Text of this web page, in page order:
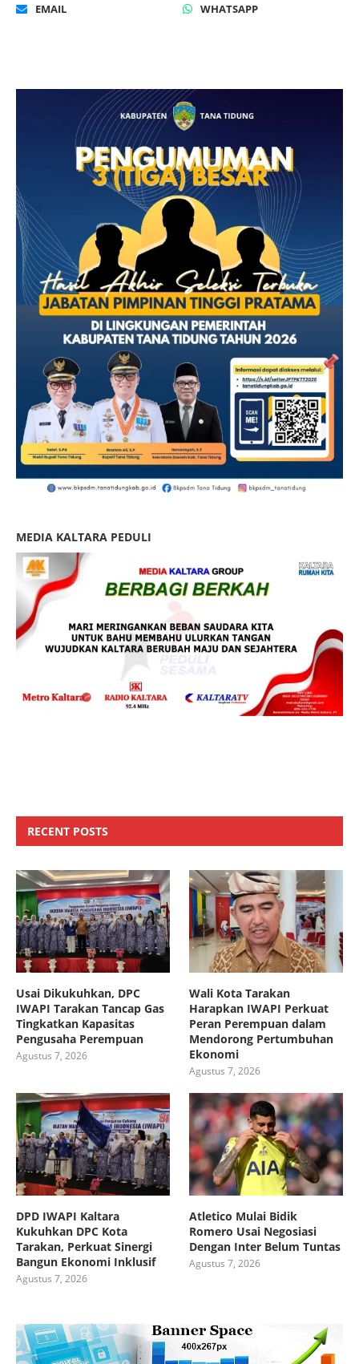
EMAIL
WHATSAPP
MEDIA KALTARA PEDULI
RECENT POSTS
Usai Dikukuhkan, DPC
IWAPI Tarakan Tancap Gas
Tingkatkan Kapasitas
Pengusaha Perempuan
Agustus 7, 2026
Wali Kota Tarakan
Harapkan IWAPI Perkuat
Peran Perempuan dalam
Mendorong Pertumbuhan
Ekonomi
Agustus 7, 2026
DPD IWAPI Kaltara
Kukuhkan DPC Kota
Tarakan, Perkuat Sinergi
Bangun Ekonomi Inklusif
Agustus 7, 2026
Atletico Mulai Bidik
Romero Usai Negosiasi
Dengan Inter Belum Tuntas
Agustus 7, 2026